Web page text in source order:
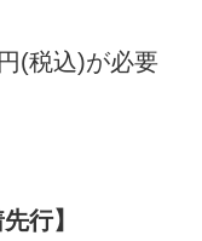
(税込)が必要
行】